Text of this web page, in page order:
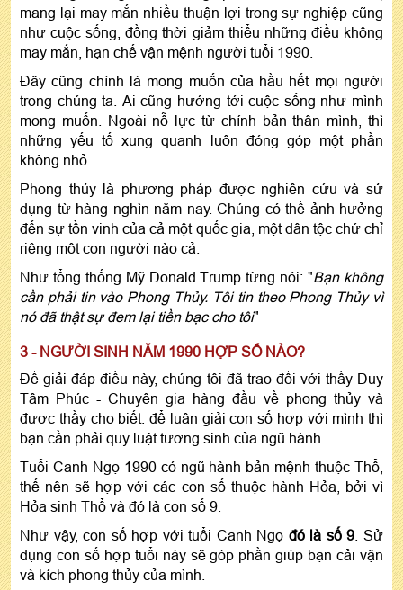
mang lại may mắn nhiều thuận lợi trong sự nghiệp cũng
như cuộc sống, đồng thời giảm thiểu những điều không
may mắn, hạn chế vận mệnh người tuổi 1990.
Đây cũng chính là mong muốn của hầu hết mọi người
trong chúng ta. Ai cũng hướng tới cuộc sống như mình
mong muốn. Ngoài nỗ lực từ chính bản thân mình, thì
những yếu tố xung quanh luôn đóng góp một phần
không nhỏ.
Phong thủy là phương pháp được nghiên cứu và sử
dụng từ hàng nghìn năm nay. Chúng có thể ảnh hưởng
đến sự tồn vinh của cả một quốc gia, một dân tộc chứ chỉ
riêng một con người nào cả.
Như tổng thống Mỹ Donald Trump từng nói: "Bạn không
cần phải tin vào Phong Thủy. Tôi tin theo Phong Thủy vì
nó đã thật sự đem lại tiền bạc cho tôi"
3 - NGƯỜI SINH NĂM 1990 HỢP SỐ NÀO?
Để giải đáp điều này, chúng tôi đã trao đổi với thầy Duy
Tâm Phúc - Chuyên gia hàng đầu về phong thủy và
được thầy cho biết: để luận giải con số hợp với mình thì
bạn cần phải quy luật tương sinh của ngũ hành.
Tuổi Canh Ngọ 1990 có ngũ hành bản mệnh thuộc Thổ,
thế nên sẽ hợp với các con số thuộc hành Hỏa, bởi vì
Hỏa sinh Thổ và đó là con số 9.
Như vậy, con số hợp với tuổi Canh Ngọ đó là số 9 . Sử
dụng con số hợp tuổi này sẽ góp phần giúp bạn cải vận
và kích phong thủy của mình.